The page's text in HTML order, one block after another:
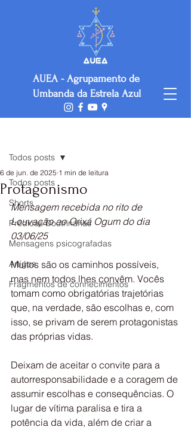
AUEA - Agrupamento de
Umbanda da Estrela Azul
Todos posts
Shorts
Prédicas Doutrinárias
Mensagens psicografadas
Artigos
Fragmentos de conhecimentos
Todos posts
Protagonismo
6 de jun. de 2025 1 min de leitura
Mensagem recebida no rito de
Louvação ao Orixá Ogum do dia
03/06/25
Muitos são os caminhos possíveis,
mas nem todos lhes convêm. Vocês
tomam como obrigatórias trajetórias
que, na verdade, são escolhas e, com
isso, se privam de serem protagonistas
das próprias vidas.
Deixam de aceitar o convite para a
autorresponsabilidade e a coragem de
assumir escolhas e consequências. O
lugar de vítima paralisa e tira a
potência da vida, além de criar a